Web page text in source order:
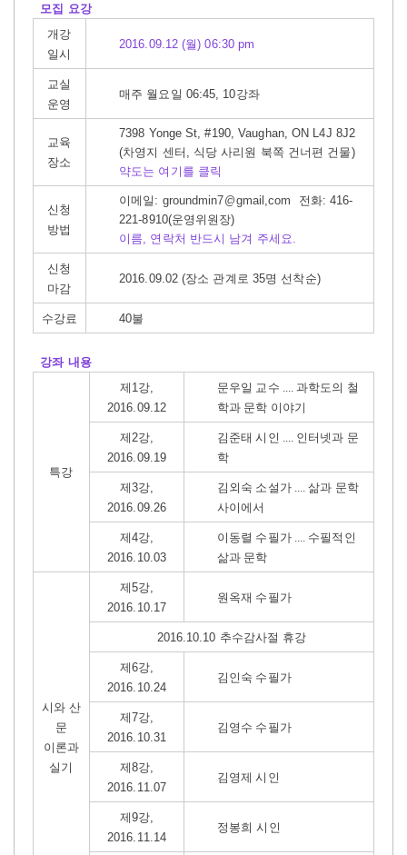
모집 요강
개강
일시
2016.09.12 (월) 06:30 pm
교실
운영
매주 월요일 06:45, 10강좌
교육
장소
7398 Yonge St, #190, Vaughan, ON L4J 8J2
(차영지 센터, 식당 사리원 북쪽 건너편 건물)
약도는 여기를 클릭
신청
방법
이메일: groundmin7@gmail,com 전화: 416-
221-8910(운영위원장)
이름, 연락처 반드시 남겨 주세요.
신청
마감
2016.09.02 (장소 관계로 35명 선착순)
수강료 40불
강좌 내용
특강
제1강,
2016.09.12
문우일 교수 .... 과학도의 철
학과 문학 이야기
제2강,
2016.09.19
김준태 시인 .... 인터넷과 문
학
제3강,
2016.09.26
김외숙 소설가 .... 삶과 문학
사이에서
제4강,
2016.10.03
이동렬 수필가 .... 수필적인
삶과 문학
시와 산
문
이론과
실기
제5강,
2016.10.17
원옥재 수필가
2016.10.10 추수감사절 휴강
제6강,
2016.10.24
김인숙 수필가
제7강,
2016.10.31
김영수 수필가
제8강,
2016.11.07
김영제 시인
제9강,
2016.11.14
정봉희 시인